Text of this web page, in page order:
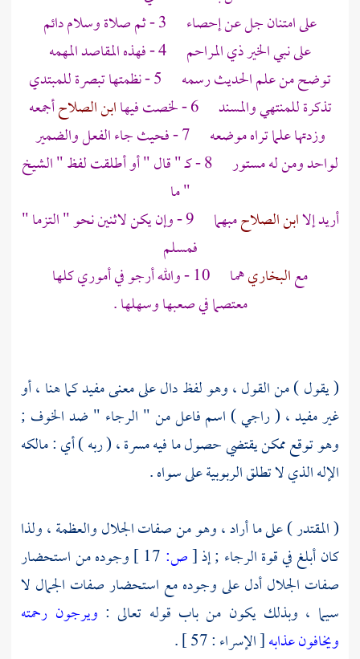
على امتنان جل عن إحصاء 3 - ثم صلاة وسلام دائم
على نبي الخير ذي المراحم 4 - فهذه المقاصد المهمه
توضح من علم الحديث رسمه 5 - نظمتها تبصرة للمبتدي
تذكرة للمنتهي والمسند 6 - لخصت فيها
ابن الصلاحأجمعه
وزدتها علما تراه موضعه 7 - فحيث جاء الفعل والضمير
لواحد ومن له مستور 8 - كـ " قال " أو أطلقت لفظ " الشيخ
" ما
أريد إلاابن الصلاحمبهما 9 - وإن يكن لاثنين نحو " التزما "
فمسلم
معالبخاريهما 10 - والله أرجو في أموري كلها
معتصما في صعبها وسهلها .
( يقول ) من القول ، وهو لفظ دال على معنى مفيد كما هنا ، أو
غير مفيد ، ( راجي ) اسم فاعل من " الرجاء " ضد الخوف ;
وهو توقع ممكن يقتضي حصول ما فيه مسرة ، ( ربه ) أي : مالكه
الإله الذي لا تطلق الربوبية على سواه .
( المقتدر ) على ما أراد ، وهو من صفات الجلال والعظمة ، ولذا
كان أبلغ في قوة الرجاء ; إذ[ص:
وجوده من استحضار
صفات الجلال أدل على وجوده مع استحضار صفات الجمال لا
سيما ، وبذلك يكون من باب قوله تعالى : ويرجون رحمته
ويخافون عذابه[ الإسراء : 57 ] .